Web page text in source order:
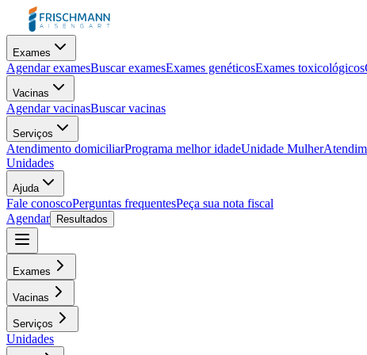
Exames
Agendar examesBuscar examesExames genéticosExames toxicológicos
Vacinas
Agendar vacinasBuscar vacinas
Serviços
Atendimento domiciliarPrograma melhor idadeUnidade Mulher
Unidades
Ajuda
Fale conoscoPerguntas frequentesPeça sua nota fiscal
Agendar
Resultados
Exames
Vacinas
Serviços
Unidades